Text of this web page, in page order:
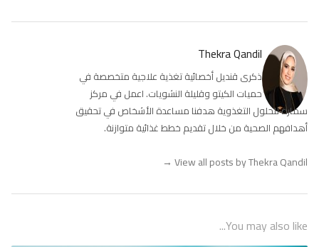
Thekra Qandil
ذكرى قنديل أخصائية تغذية علاجية متخصصة في
حميات الكيتو وقليلة النشويات. اعمل في مركز
سمارة للحلول التغذوية هدفنا مساعدة الأشخاص في تحقيق
أهدافهم الصحية من خلال تقديم خطط غذائية متوازنة.
View all posts by Thekra Qandil
→
You may also like...